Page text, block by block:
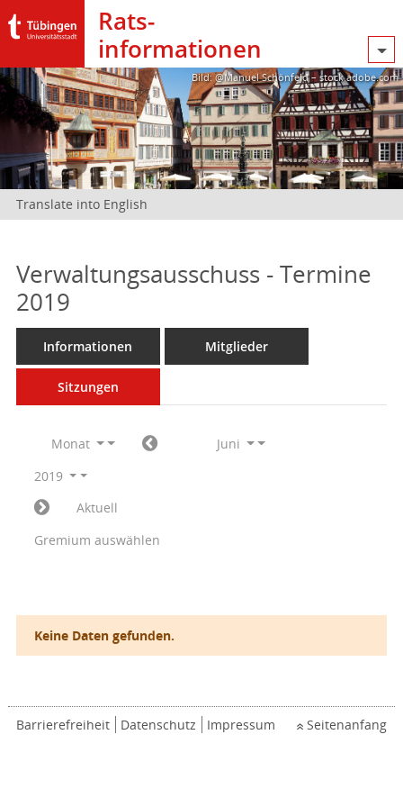
Rats­
informationen
Bild: @Manuel Schönfeld – stock.adobe.com
Translate into English
Verwaltungsausschuss - Termine
2019
Informationen Mitglieder
Sitzungen
Monat
Juni
2019
Aktuell
Gremium auswählen
Keine Daten gefunden.
Barrierefreiheit Datenschutz Impressum Seitenanfang